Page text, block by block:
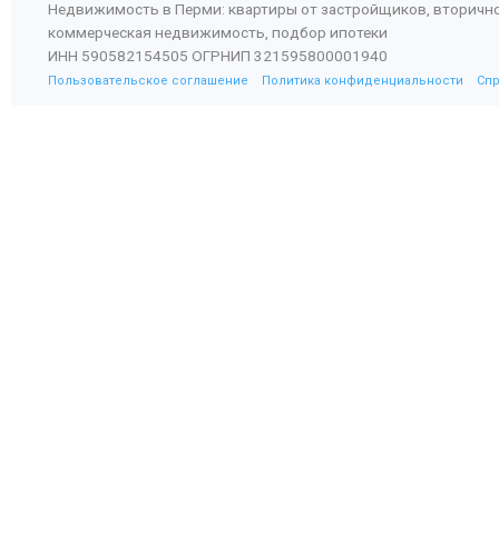
Недвижимость в Перми: квартиры от застройщиков,
коммерческая недвижимость, подбор ипотеки
ИНН 590582154505 ОГРНИП 321595800001940
Пользовательское соглашение Политика конфиденциальности